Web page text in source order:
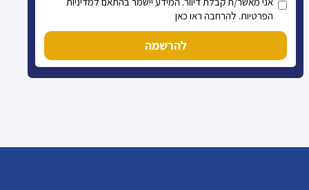
הפרטיות. להרחבה ראו כאן
להרשמה